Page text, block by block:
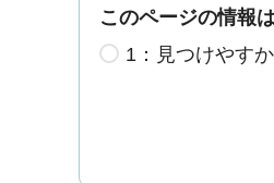
このページの情報
1：見つけやす